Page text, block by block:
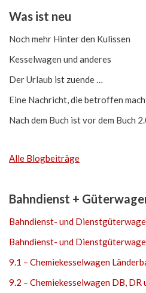
Was ist neu
Noch mehr Hinter den Kulissen
Kesselwagen und anderes
Der Urlaub ist zuende …
Eine Nachricht, die betroffen
Nach dem Buch ist vor dem Buch
Alle Blogbeiträge
Bahndienst +
Bahndienst- und
Bahndienst- und
9.1 – Chemiekesselwagen
9.2 – Chemiekesselwagen DB, DR